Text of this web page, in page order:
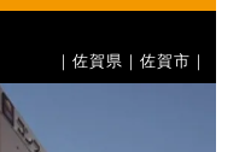
｜佐賀県｜佐賀市｜